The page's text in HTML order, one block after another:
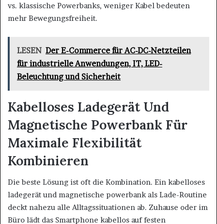
vs. klassische Powerbanks, weniger Kabel bedeuten
mehr Bewegungsfreiheit.
LESEN Der E-Commerce für AC-DC-Netzteilen
für industrielle Anwendungen, IT, LED-
Beleuchtung und Sicherheit
Kabelloses Ladegerät Und
Magnetische Powerbank Für
Maximale Flexibilität
Kombinieren
Die beste Lösung ist oft die Kombination. Ein kabelloses
ladegerät und magnetische powerbank als Lade-Routine
deckt nahezu alle Alltagssituationen ab. Zuhause oder im
Büro lädt das Smartphone kabellos auf festen